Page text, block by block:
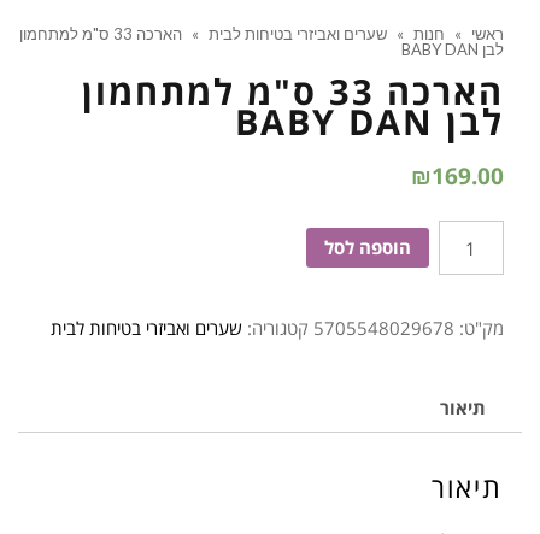
ראשי » חנות » שערים ואביזרי בטיחות לבית »
הארכה 33 ס"מ למתחמון
לבן BABY DAN
הארכה 33 ס"מ למתחמון
לבן BABY DAN
₪169.00
כמות
של
33
למתחמון
לבן
DAN
הוספה לסל
מק"ט: 5705548029678 קטגוריה: שערים ואביזרי בטיחות לבית
תיאור
תיאור